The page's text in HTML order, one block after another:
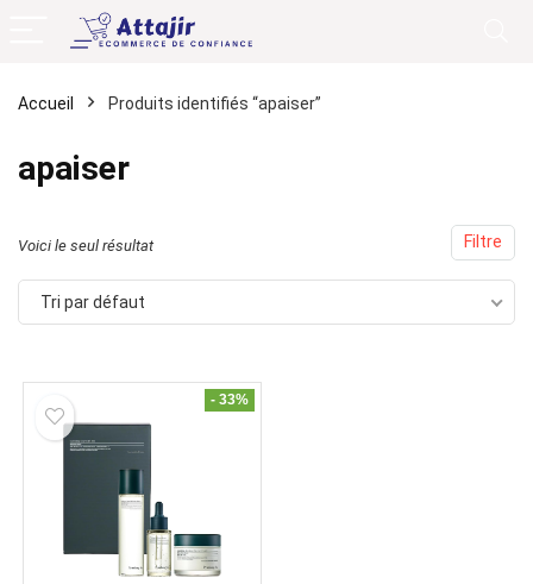
Accueil Produits identifiés “apaiser”
apaiser
Filtre
Voici le seul résultat
Tri par défaut
- 33%